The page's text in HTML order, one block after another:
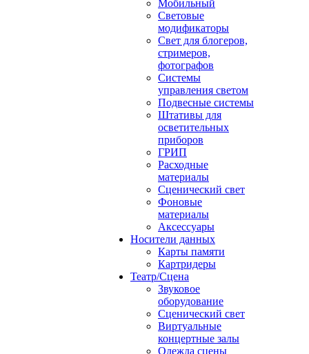
Мобильный
Световые
модификаторы
Свет для блогеров,
стримеров,
фотографов
Системы
управления светом
Подвесные системы
Штативы для
осветительных
приборов
ГРИП
Расходные
материалы
Сценический свет
Фоновые
материалы
Аксессуары
Носители данных
Карты памяти
Картридеры
Театр/Сцена
Звуковое
оборудование
Сценический свет
Виртуальные
концертные залы
Одежда сцены